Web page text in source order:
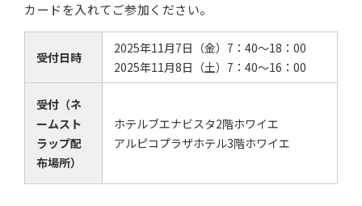
カードを入れてご参加ください。
受付日時
2025年11月7日（金）7：40～18：00
2025年11月8日（土）7：40～16：00
受付（ネ
ームスト
ラップ配
布場所）
ホテルブエナビスタ2階ホワイエ
アルピコプラザホテル3階ホワイエ